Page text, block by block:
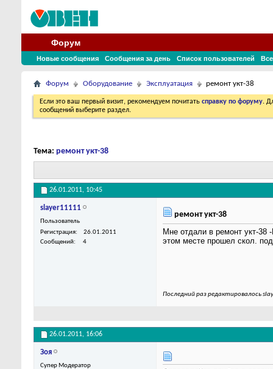
Форум
Новые сообщения Сообщения за день Список пользователей
Форум Оборудование Эксплуатация ремонт укт-38
Если это ваш первый визит, рекомендуем почитать справку по форуму.
сообщений выберите раздел.
Тема: ремонт укт-38
26.01.2011, 10:45
slayer11111
Пользователь
Регистрация
26.01.2011
Сообщений
4
ремонт укт-38
Мне отдали в ремонт укт-38
этом месте прошел скол.
Последний раз редактировалось
26.01.2011, 16:06
Зоя
Супер Модератор